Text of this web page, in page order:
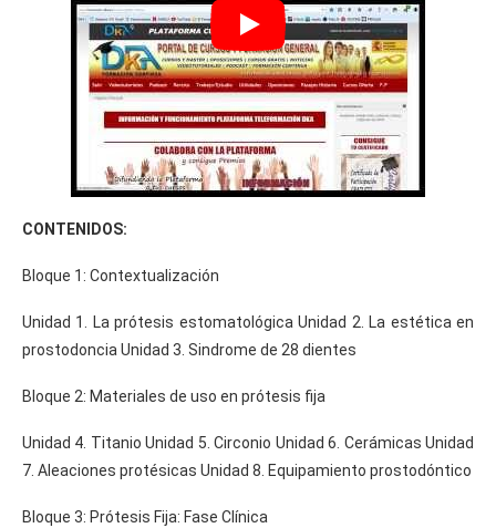
CONTENIDOS:
Bloque 1: Contextualización
Unidad 1. La prótesis estomatológica Unidad 2. La estética en
prostodoncia Unidad 3. Sindrome de 28 dientes
Bloque 2: Materiales de uso en prótesis fija
Unidad 4. Titanio Unidad 5. Circonio Unidad 6. Cerámicas Unidad
7. Aleaciones protésicas Unidad 8. Equipamiento prostodóntico
Bloque 3: Prótesis Fija: Fase Clínica